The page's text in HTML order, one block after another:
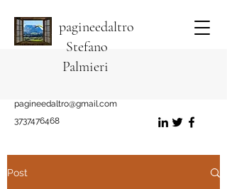
pagineedaltro
Stefano
Palmieri
pagineedaltro@gmail.com
3737476468
Post